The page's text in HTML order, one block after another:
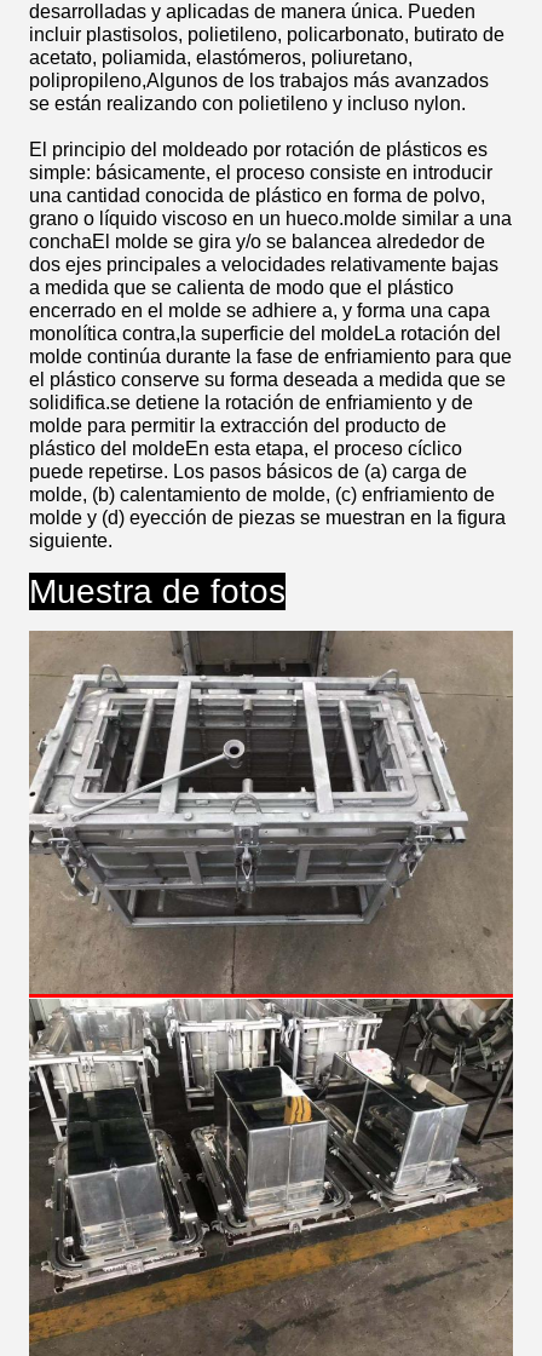
desarrolladas y aplicadas de manera única. Pueden
incluir plastisolos, polietileno, policarbonato, butirato de
acetato, poliamida, elastómeros, poliuretano,
polipropileno,Algunos de los trabajos más avanzados
se están realizando con polietileno y incluso nylon.
El principio del moldeado por rotación de plásticos es
simple: básicamente, el proceso consiste en introducir
una cantidad conocida de plástico en forma de polvo,
grano o líquido viscoso en un hueco.molde similar a una
conchaEl molde se gira y/o se balancea alrededor de
dos ejes principales a velocidades relativamente bajas
a medida que se calienta de modo que el plástico
encerrado en el molde se adhiere a, y forma una capa
monolítica contra,la superficie del moldeLa rotación del
molde continúa durante la fase de enfriamiento para que
el plástico conserve su forma deseada a medida que se
solidifica.se detiene la rotación de enfriamiento y de
molde para permitir la extracción del producto de
plástico del moldeEn esta etapa, el proceso cíclico
puede repetirse. Los pasos básicos de (a) carga de
molde, (b) calentamiento de molde, (c) enfriamiento de
molde y (d) eyección de piezas se muestran en la figura
siguiente.
Muestra de fotos